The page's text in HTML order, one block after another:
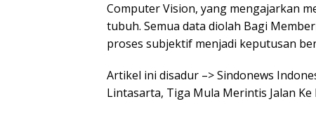
Computer Vision, yang mengajarkan
tubuh. Semua data diolah Bagi
proses subjektif menjadi keputusan
Artikel ini disadur –> Sindonews
Lintasarta, Tiga Mula Merintis Jalan